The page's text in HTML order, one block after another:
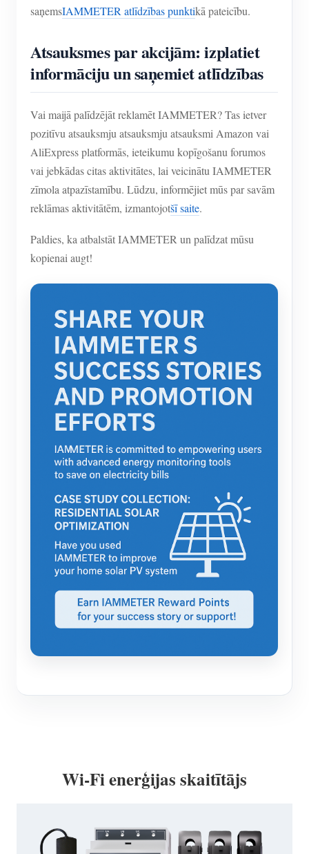
saņemsIAMMETER atlīdzības punktikā pateicību.
Atsauksmes par akcijām: izplatiet
informāciju un saņemiet atlīdzības
Vai maijā palīdzējāt reklamēt IAMMETER? Tas ietver
pozitīvu atsauksmju atsauksmju atsauksmi Amazon vai
AliExpress platformās, ieteikumu kopīgošanu forumos
vai jebkādas citas aktivitātes, lai veicinātu IAMMETER
zīmola atpazīstamību. Lūdzu, informējiet mūs par savām
reklāmas aktivitātēm, izmantojotšī saite.
Paldies, ka atbalstāt IAMMETER un palīdzat mūsu
kopienai augt!
Wi-Fi enerģijas skaitītājs